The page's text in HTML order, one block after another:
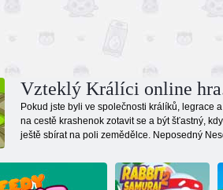
Vzteklý Králíci online
Pokud jste byli ve společnosti králíků, legrace
na cestě krashenok zotavit se a být šťastný,
ještě sbírat na poli zemědělce. Neposedný